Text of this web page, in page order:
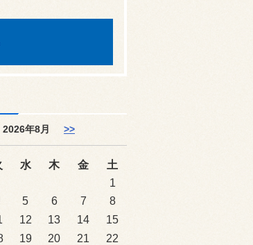
2026年8月 >>
水 木 金
土
1
5 6 7
8
12 13 14
15
19 20 21
22